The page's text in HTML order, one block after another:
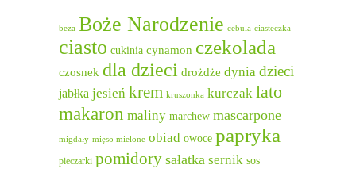
beza Boże Narodzenie cebula ciasteczka
ciasto cukinia cynamon czekolada
czosnek dla dzieci drożdże dynia dzieci
jabłka jesień krem kruszonka kurczak lato
makaron maliny marchew mascarpone
migdały mięso mielone obiad owoce papryka
pieczarki pomidory sałatka sernik sos